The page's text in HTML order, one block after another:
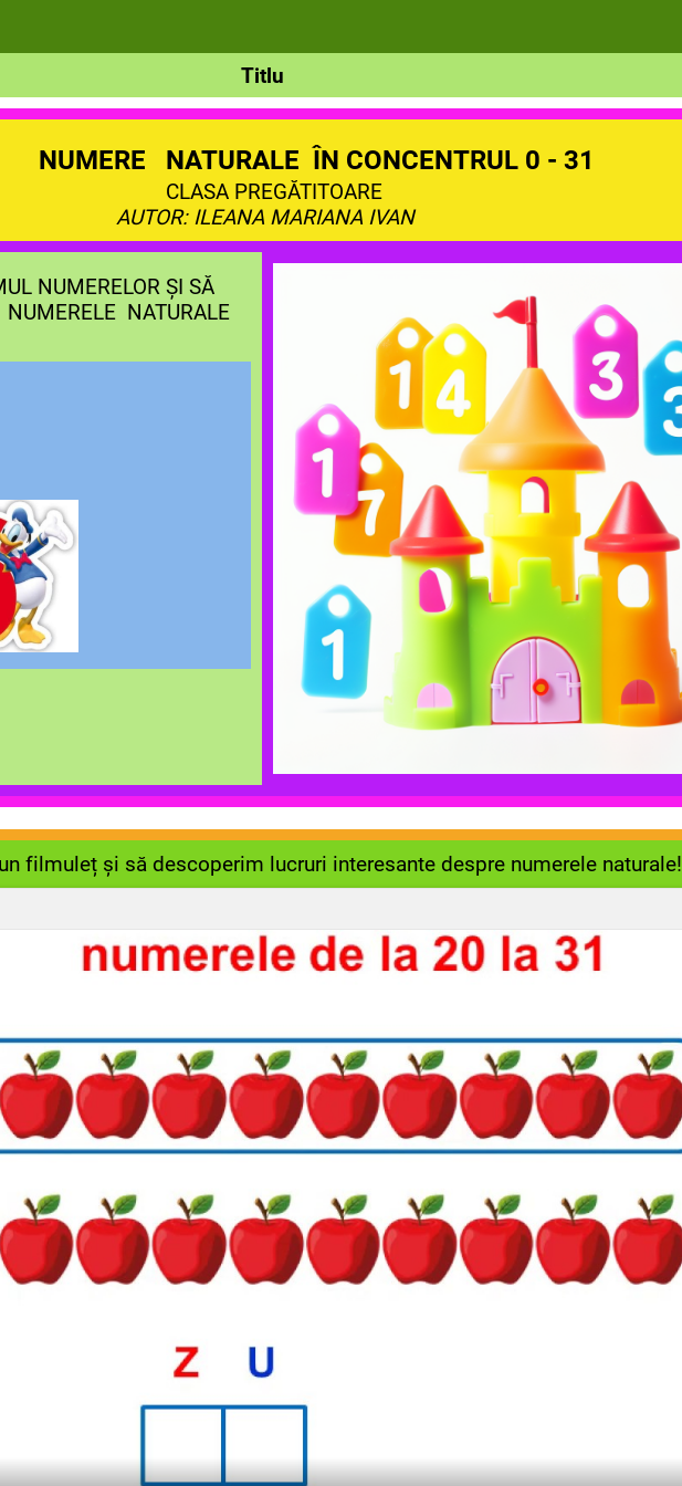
Titlu
NUMERE NATURALE ÎN CONCENTRUL 0 - 31
AUTOR: ILEANA MARIANA IVAN
NUMERELOR ȘI SĂ
NATURALE
filmuleț și să descoperim lucruri interesante despre numerele naturale!